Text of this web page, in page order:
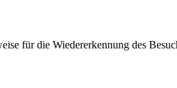
für die Wiedererkennung des